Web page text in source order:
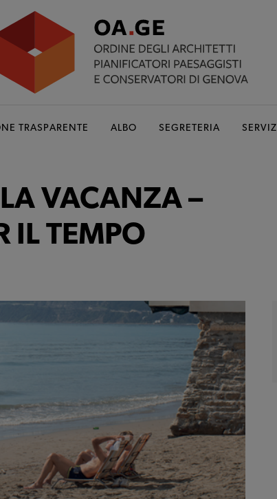
TRASPARENTE ALBO SEGRETERIA SERVIZI
VACANZA –
IL TEMPO